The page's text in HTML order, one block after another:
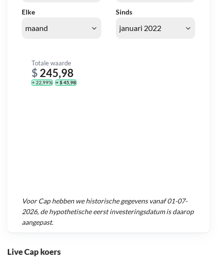
Live Cap koers
Elke Sinds
Totale waarde
$ 245,98
+ 22,99% + $ 45,98
VoorCaphebben we historische gegevens vanaf01-07-
2026, de hypothetische eerst investeringsdatum is daarop
aangepast.